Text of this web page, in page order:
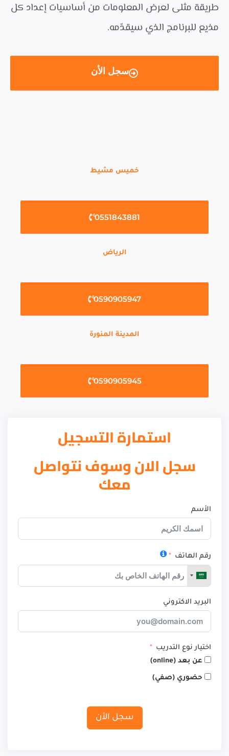
طريقة مثلى لعرض المعلومات من أساسيات إعداد كل
مذيع للبرنامج الذي سيقدّمه.
سجل الأن
خميس مشيط
0551843881
الرياض
0590905947
المدينة المنورة
0590905945
استمارة التسجيل
سجل الان وسوف نتواصل
معك
الأسم
رقم الهاتف
البريد الاكتروني
اختيار نوع التدريب
عن بعد (online)
حضوري (صفي)
سجل الأن